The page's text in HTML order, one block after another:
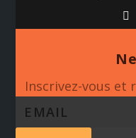
Inscrivez-vous et